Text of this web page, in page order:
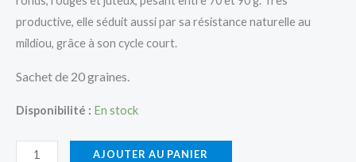
productive, elle séduit aussi par sa résistance naturelle au
mildiou, grâce à son cycle court.
Sachet de 20 graines.
Disponibilité : En stock
quantité
AJOUTER AU PANIER